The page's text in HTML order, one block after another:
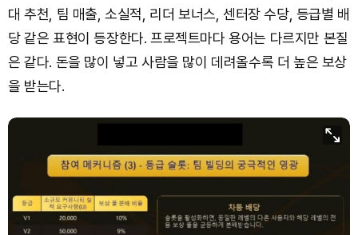
대 추천, 팀 매출, 소실적, 리더 보너스, 센터장 수당, 등급별 배
당 같은 표현이 등장한다. 프로젝트마다 용어는 다르지만 본질
은 같다. 돈을 많이 넣고 사람을 많이 데려올수록 더 높은 보상
을 받는다.